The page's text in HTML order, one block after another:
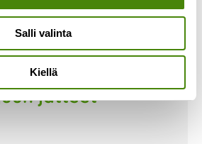
Salli valinta
Kiellä
jätteet